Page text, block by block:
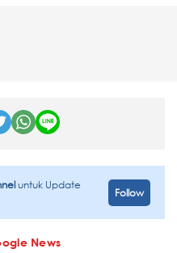
untuk Update
Follow
News